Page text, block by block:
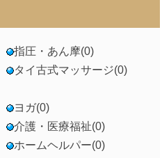
指圧・あん摩(0)
タイ古式マッサージ(0)
ヨガ(0)
介護・医療福祉(0)
ホームヘルパー(0)